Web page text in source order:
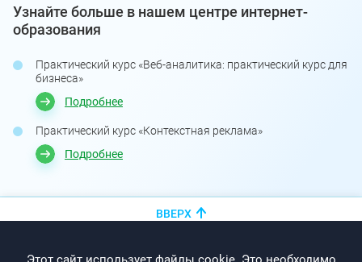
Узнайте больше в нашем центре интернет-
образования
Практический курс «Веб-аналитика: практический курс для
бизнеса»
Подробнее
Практический курс «Контекстная реклама»
Подробнее
ВВЕРХ